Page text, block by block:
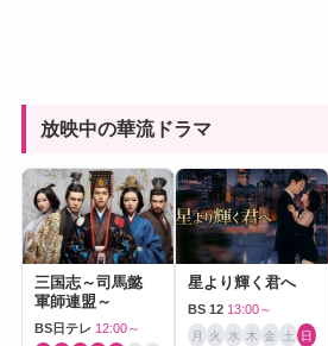
放映中の華流ドラマ
三国志～司馬懿
軍師連盟～
BS日テレ 12:00～
星より輝く君へ
BS 12 13:00～
月 火 水 木 金 土 日